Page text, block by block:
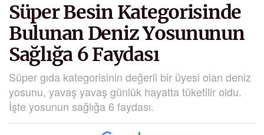
Süper Besin Kategorisinde
Bulunan Deniz Yosununun
Sağlığa 6 Faydası
Süper gıda kategorisinin değerli bir üyesi olan deniz
yosunu, yavaş yavaş günlük hayatta tüketilir oldu.
İşte yosunun sağlığa 6 faydası.